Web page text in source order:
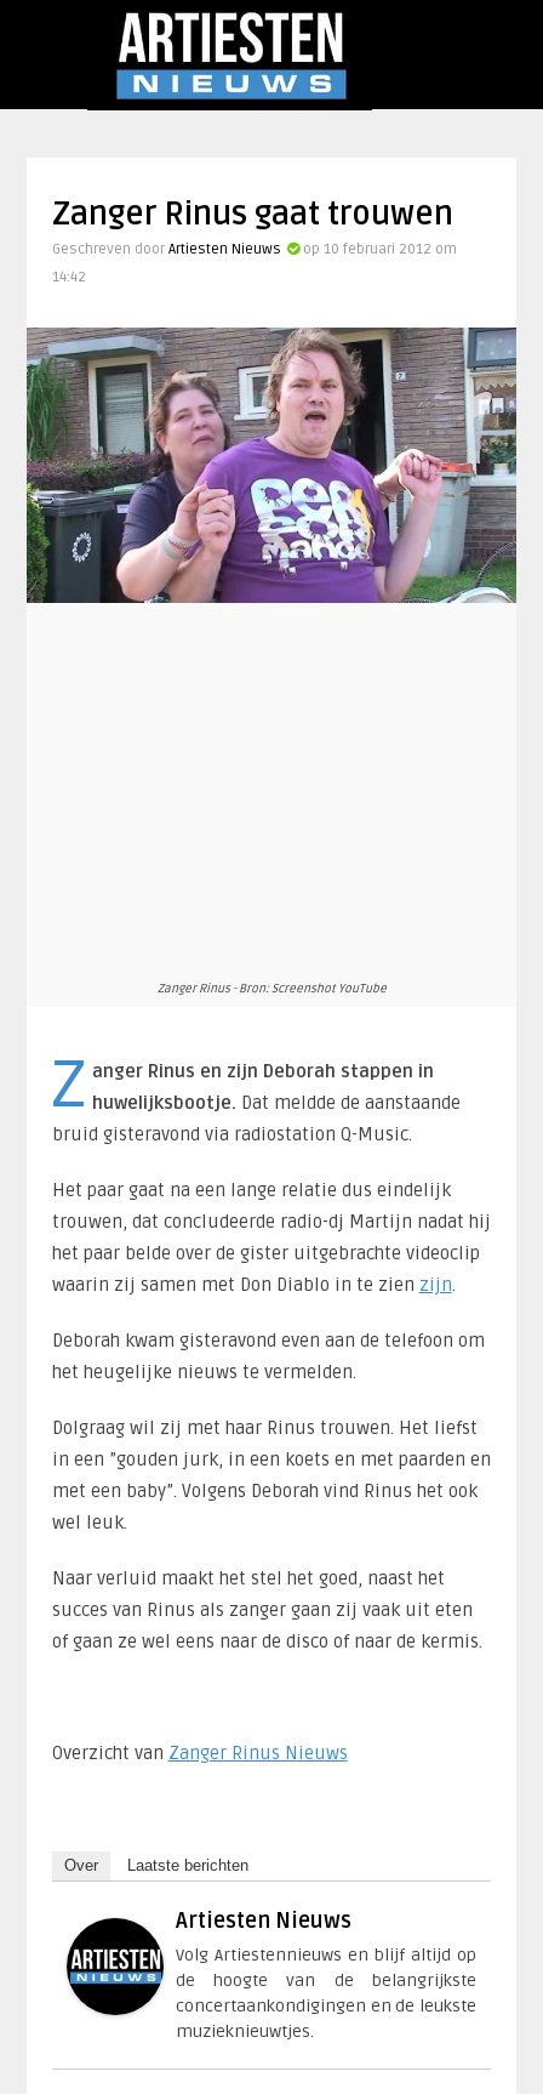
Zanger Rinus gaat trouwen
Geschreven door Artiesten Nieuws
op 10 februari 2012 om
14:42
Zanger Rinus - Bron: Screenshot YouTube
Z anger Rinus en zijn Deborah stappen in
huwelijksbootje. Dat meldde de aanstaande
bruid gisteravond via radiostation Q-Music.
Het paar gaat na een lange relatie dus eindelijk
trouwen, dat concludeerde radio-dj Martijn nadat hij
het paar belde over de gister uitgebrachte videoclip
waarin zij samen met Don Diablo in te zien zijn.
Deborah kwam gisteravond even aan de telefoon om
het heugelijke nieuws te vermelden.
Dolgraag wil zij met haar Rinus trouwen. Het liefst
in een ”gouden jurk, in een koets en met paarden en
met een baby”. Volgens Deborah vind Rinus het ook
wel leuk.
Naar verluid maakt het stel het goed, naast het
succes van Rinus als zanger gaan zij vaak uit eten
of gaan ze wel eens naar de disco of naar de kermis.
Overzicht van Zanger Rinus Nieuws
Over Laatste berichten
Artiesten Nieuws
Volg Artiestennieuws en blijf altijd op
de hoogte van de belangrijkste
concertaankondigingen en de leukste
muzieknieuwtjes.